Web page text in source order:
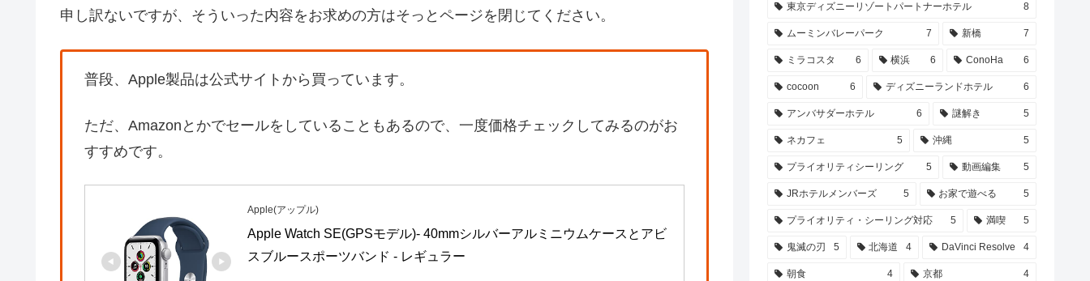
申し訳ないですが、そういった内容をお求めの方はそっとページを閉じてください。
普段、Apple製品は公式サイトから買っています。
ただ、Amazonとかでセールをしていることもあるので、一度価格チェックしてみるのがお
すすめです。
Apple(アップル)
Apple Watch SE(GPSモデル)- 40mmシルバーアルミニウムケースとアビ
スブルースポーツバンド - レギュラー
東京ディズニーリゾートパートナーホテル 8
ムーミンバレーパーク 7 新橋 7
ミラコスタ 6 横浜 6 ConoHa 6
cocoon 6 ディズニーランドホテル 6
アンバサダーホテル 6 謎解き 5
ネカフェ 5 沖縄 5
プライオリティシーリング 5 動画編集 5
JRホテルメンバーズ 5 お家で遊べる 5
プライオリティ・シーリング対応 5 満喫 5
鬼滅の刃 5 北海道 4 DaVinci Resolve 4
朝食 4 京都 4